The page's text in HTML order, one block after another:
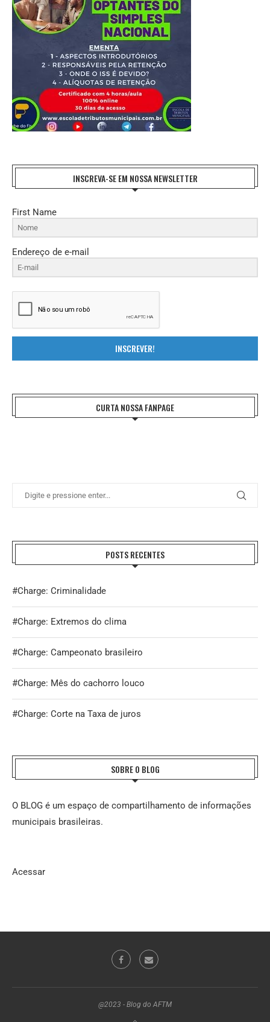
INSCREVA-SE EM NOSSA NEWSLETTER
First Name
Endereço de e-mail
INSCREVER!
CURTA NOSSA FANPAGE
POSTS RECENTES
#Charge: Criminalidade
#Charge: Extremos do clima
#Charge: Campeonato brasileiro
#Charge: Mês do cachorro louco
#Charge: Corte na Taxa de juros
SOBRE O BLOG
O BLOG é um espaço de compartilhamento de informações
municipais brasileiras.
Acessar
@2023 - Blog do AFTM